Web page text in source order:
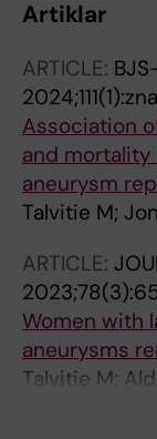
Artiklar
ARTICLE:
Association
and
aneurysm
Talvitie M;
ARTICLE:
Women with
aneurysms
Talvitie M;